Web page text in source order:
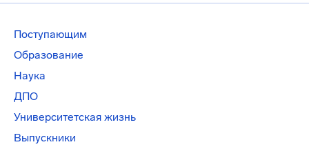
Поступающим
Образование
Наука
ДПО
Университетская жизнь
Выпускники